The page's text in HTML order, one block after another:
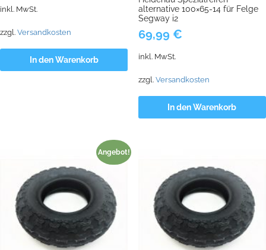
inkl. MwSt.
zzgl. Versandkosten
In den Warenkorb
alternative 100×65-14 für Felge
Segway i2
69,99 €
inkl. MwSt.
zzgl. Versandkosten
In den Warenkorb
Angebot!